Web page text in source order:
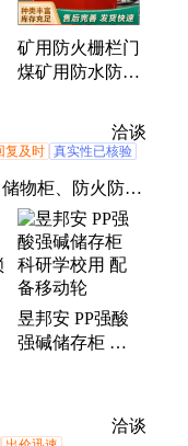
矿用防火栅栏门
煤矿用防水防火
洽谈
复及时 真实性已核验
物柜、防火防
昱邦安 PP强酸
强碱储存柜 科
洽谈